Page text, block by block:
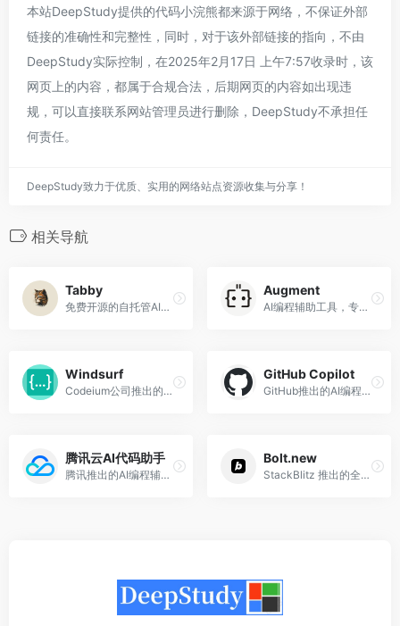
本站DeepStudy提供的代码小浣熊都来源于网络，不保证外部
链接的准确性和完整性，同时，对于该外部链接的指向，不由
DeepStudy实际控制，在2025年2月17日 上午7:57收录时，该
网页上的内容，都属于合规合法，后期网页的内容如出现违
规，可以直接联系网站管理员进行删除，DeepStudy不承担任
何责任。
DeepStudy致力于优质、实用的网络站点资源收集与分享！
相关导航
Tabby
免费开源的自托管AI编程助手
Augment
AI编程辅助工具，专为大型代码库设计
Windsurf
Codeium公司推出的AI编程工具
GitHub Copilot
GitHub推出的AI编程工具
腾讯云AI代码助手
腾讯推出的AI编程辅助工具
Bolt.new
StackBlitz 推出的全栈AI代码工具，可以看作 Artfacts、V0 和 Replit 的结合体